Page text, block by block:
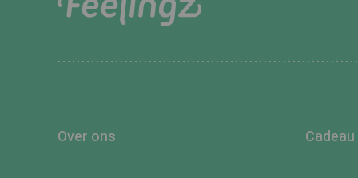
Over ons